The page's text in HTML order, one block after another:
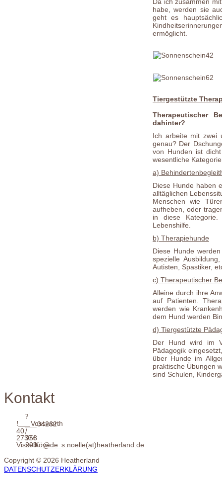
habe, werden sie
geht es
ermöglicht.
Tiergestützte
Therapeutischer
dahinter?
Ich arbeite mit zwei
genau? Der
von Hunden ist
wesentliche
a)
Diese Hunde haben
alltäglichen
Menschen wie
aufheben, oder
in diese
Lebenshilfe.
b) Therapiehunde
Diese Hunde
spezielle
Autisten, Spastiker,
c) Therapeutischer
Alleine durch ihre
auf Patienten.
werden wie
dem Hund werden
d) Tiergestützte
Der Hund wird im
Pädagogik
über Hunde im
praktische Übungen
sind Schulen,
Kontakt
Vossworth
40,
27374
Visselhövede
___04262
/
958
203 ______ s.noelle(at)heatherland.de
Copyright © 2026 Heatherland
DATENSCHUTZERKLÄRUNG